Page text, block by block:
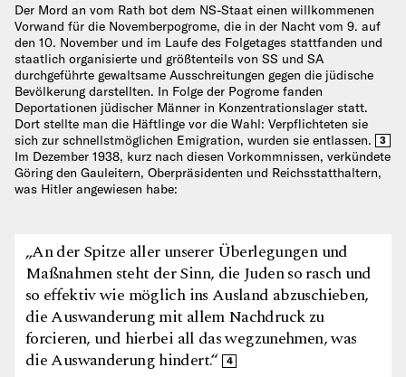
Der Mord an vom Rath bot dem NS-Staat einen willkommenen
Vorwand für die Novemberpogrome, die in der Nacht vom 9. auf
den 10. November und im Laufe des Folgetages stattfanden und
staatlich organisierte und größtenteils von SS und SA
durchgeführte gewaltsame Ausschreitungen gegen die jüdische
Bevölkerung darstellten. In Folge der Pogrome fanden
Deportationen jüdischer Männer in Konzentrationslager statt.
Dort stellte man die Häftlinge vor die Wahl: Verpflichteten sie
sich zur schnellstmöglichen Emigration, wurden sie entlassen.
3
Im Dezember 1938, kurz nach diesen Vorkommnissen, verkündete
Göring den Gauleitern, Oberpräsidenten und Reichsstatthaltern,
was Hitler angewiesen habe:
„An der Spitze aller unserer Überlegungen und
Maßnahmen steht der Sinn, die Juden so rasch und
so effektiv wie möglich ins Ausland abzuschieben,
die Auswanderung mit allem Nachdruck zu
forcieren, und hierbei all das wegzunehmen, was
die Auswanderung hindert.“
4